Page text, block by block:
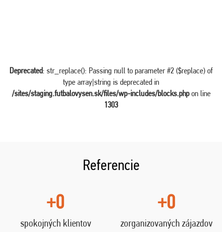
Deprecated: str_replace(): Passing null to parameter #2 ($replace) of
type array|string is deprecated in
/sites/staging.futbalovysen.sk/files/wp-includes/blocks.phpon line
1303
Referencie
+0
spokojných klientov
+0
zorganizovaných zájazdov